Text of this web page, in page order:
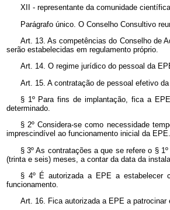
XII - representante da comunidade
Parágrafo único. O Conselho Consultivo
Art. 13. As competências do Conselho de
serão estabelecidas em regulamento próprio.
Art. 14. O regime jurídico do pessoal da
Art. 15. A contratação de pessoal efetivo
§ 1º Para fins de implantação, fica a
determinado.
§ 2º Considera-se como necessidade
imprescindível ao funcionamento inicial da EPE.
§ 3º As contratações a que se refere o §
(trinta e seis) meses, a contar da data da
§ 4º É autorizada a EPE a estabelecer
funcionamento.
Art. 16. Fica autorizada a EPE a